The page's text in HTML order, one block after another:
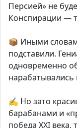
Персией» не
Конспирации —
📦 Иными
подставили.
одновременно
нарабатывались
✍️ Но зато
барабанами и
победа XXI